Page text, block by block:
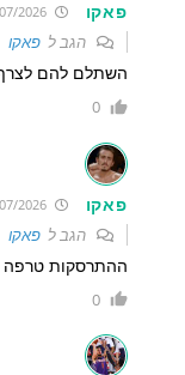
פאקו 08/07/2026 18:47:01
הגב לפאקו
השתלם להם לצרף
0
פאקו 08/07/2026 18:47:44
הגב לפאקו
ההתרסקות טרפה
0